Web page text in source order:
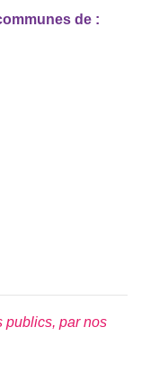
de :
par nos